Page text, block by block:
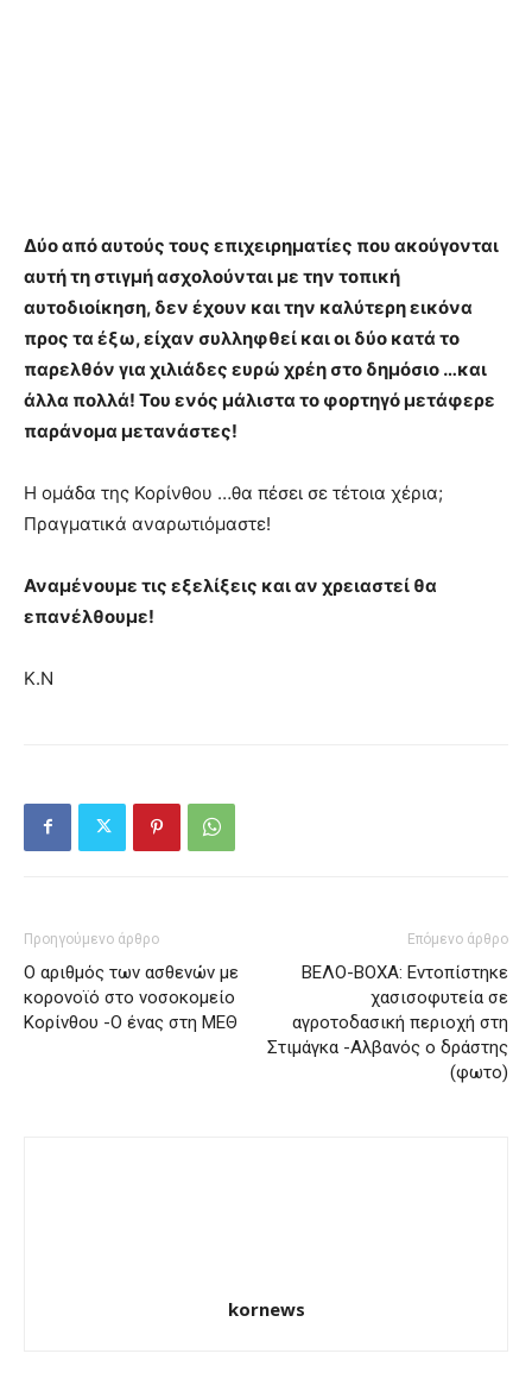
Δύο από αυτούς τους επιχειρηματίες που ακούγονται
αυτή τη στιγμή ασχολούνται με την τοπική
αυτοδιοίκηση, δεν έχουν και την καλύτερη εικόνα
προς τα έξω, είχαν συλληφθεί και οι δύο κατά το
παρελθόν για χιλιάδες ευρώ χρέη στο δημόσιο …και
άλλα πολλά! Του ενός μάλιστα το φορτηγό μετάφερε
παράνομα μετανάστες!
Η ομάδα της Κορίνθου …θα πέσει σε τέτοια χέρια;
Πραγματικά αναρωτιόμαστε!
Αναμένουμε τις εξελίξεις και αν χρειαστεί θα
επανέλθουμε!
Κ.Ν
Προηγούμενο άρθρο
Ο αριθμός των ασθενών με
κορονοϊό στο νοσοκομείο
Κορίνθου -Ο ένας στη ΜΕΘ
Επόμενο άρθρο
ΒΕΛΟ-ΒΟΧΑ: Εντοπίστηκε
χασισοφυτεία σε
αγροτοδασική περιοχή στη
Στιμάγκα -Αλβανός ο δράστης
(φωτο)
kornews